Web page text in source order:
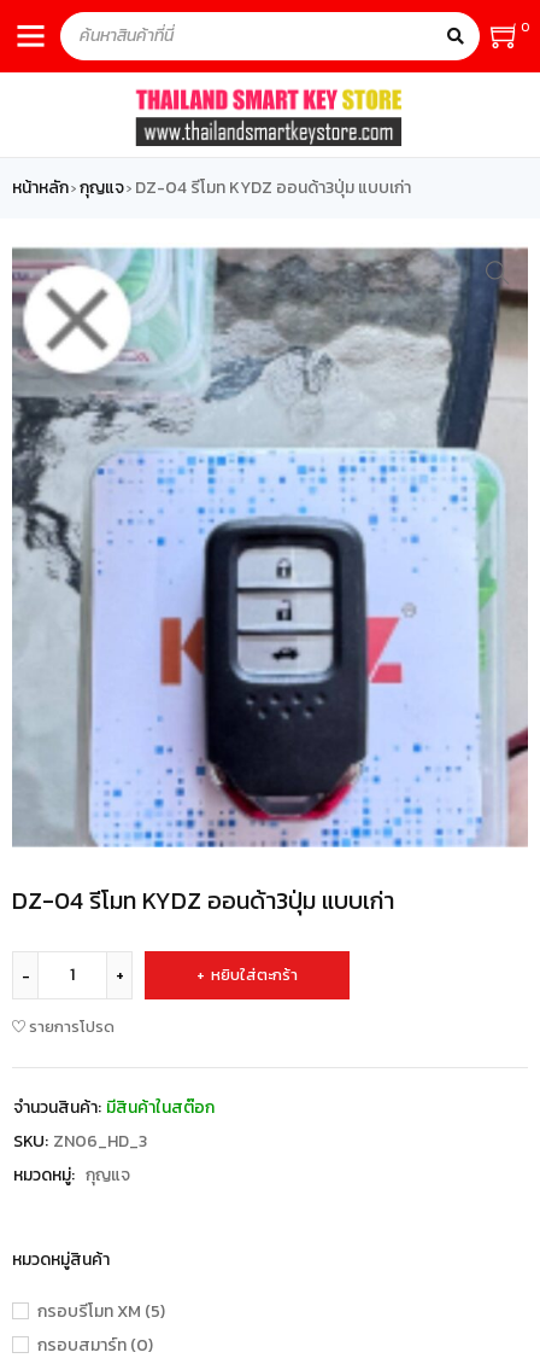
0
หน้าหลัก›กุญแจ› DZ-04 รีโมท KYDZ ออนด้า3ปุ่ม แบบเก่า
หมวดหมู่สินค้า
กรอบรีโมท XM (5)
กรอบสมาร์ท (0)
DZ-04 รีโมท KYDZ ออนด้า3ปุ่ม แบบเก่า
หยิบใส่ตะกร้า
รายการโปรด
จำนวนสินค้า: มีสินค้าในสต๊อก
SKU: ZN06_HD_3
หมวดหมู่: กุญแจ